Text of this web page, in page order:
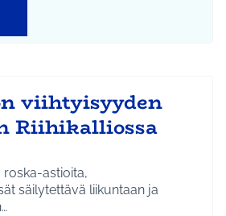
viihtyisyyden
Riihikalliossa
roska-astioita,
säilytettävä liikuntaan ja